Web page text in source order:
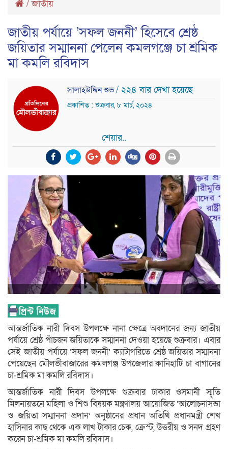
/জাতীয়
জাতীয় পর্যায়ে ‘সফল জননী’ হিসেবে শ্রেষ্ঠ
জয়িতার সম্মাননা পেলেন কমলগঞ্জে চা শ্রমিক
মা কমলি রবিদাস
সালাহউদ্দিন শুভ/ ২২৪ বার দেখা হয়েছে
প্রকাশিত : শুক্রবার, ৮ মার্চ, ২০২৪
শেয়ার..
আন্তর্জাতিক নারী দিবস উপলক্ষে নানা ক্ষেত্রে অবদানের জন্য জাতীয়
পর্যায়ে শ্রেষ্ঠ পাঁচজন জয়িতাকে সম্মাননা দেওয়া হয়েছে শুক্রবার। এবার
সেই জাতীয় পর্যায়ে ‘সফল জননী’ ক্যাটাগরিতে শ্রেষ্ঠ জয়িতার সম্মাননা
পেয়েছেন মৌলভীবাজারের কমলগঞ্জ উপজেলার কানিহাটি চা বাগানের
চা-শ্রমিক মা কমলি রবিদাস।
আন্তর্জাতিক নারী দিবস উপলক্ষে শুক্রবার ঢাকার ওসমানী স্মৃতি
মিলনায়তনে মহিলা ও শিশু বিষয়ক মন্ত্রণালয় আয়োজিত ‘আলোচনাসভা
ও জয়িতা সম্মাননা প্রদান’ অনুষ্ঠানের প্রধান অতিথি প্রধানমন্ত্রী শেখ
হাসিনার কাছ থেকে এক লাখ টাকার চেক, ক্রেস্ট, উত্তরীয় ও সনদ গ্রহণ
করেন চা-শ্রমিক মা কমলি রবিদাস।